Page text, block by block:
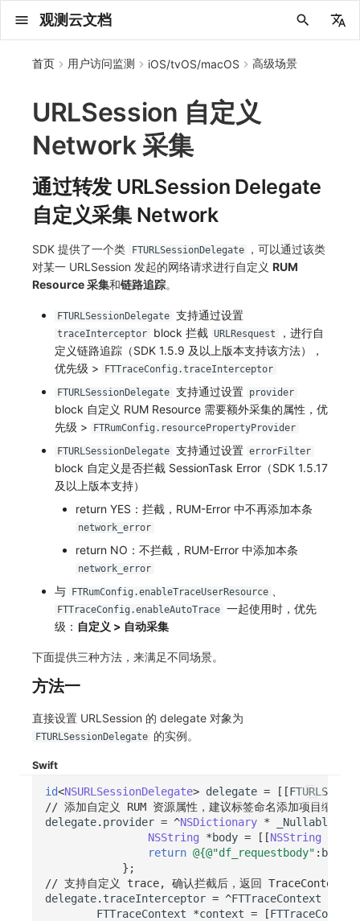
观测云文档
2025 年
2024 年
2023 年
2022 年
2021 年
2020 年
2019 年
概念先解
客户价值
注册免费版
注册商业版
从官网注册商业版
版本区分
常见问题
安装并使用 DataKit 在 Linux 上安装
在 macOS 上安装
在 Kubernetes 上安装
以 Kubernetes helm 方式安装
Datakit Operator
快速创建仪表板
开始使用监控器
开启 APM 链路追踪
更新日志 2025
DataKit 安装
主机安装
批量安装
离线安装
DataKit 使用
服务管理
DQL 查询
其它命令
虚拟互联网接入
性能展示
DataKit 配置
主配置
选举配置
代理配置
DataKit Operator
DataKit 开发手册
HTTP API
DQL 查询入口
DQL 函数
高级函数
DBSCAN
DQL VS 其它查询语言
PromQL 快速上手
管理 Pipelines
Pipeline 手册
快速开始
Platypus 语法
内置函数
附加功能
仪表板 列表管理
可视化图表
图表类型
图表查询
图表 JSON
图表链接
视图变量
变量查询
查看器
快速搭建
页面管理
内置视图
绑定内置视图
创建/编辑笔记
Chart Block 配置说明
所有事件
未恢复事件
变更事件
智能监控事件
事件详情
常见问题
创建错误投递规则
错误列表
错误规则详情
常见问题
创建 Issue
管理 Issue
分析看板
配置管理
等级定义
通知策略
故障列表
故障详情
故障分析看板
配置管理
等级定义
故障自动分析
故障聚合规则
Webhook配置
常见问题
类型
数据库
总览
设备
网络路径
资源目录
数据上报
常见问题
新建实体对象
实体列表
实体详情
实体类型管理
全景拓扑图
指标采集
指标分析
指标管理
生成指标
常见问题
日志采集
浏览器日志采集
小程序日志采集
日志查看器
日志列表
BPF 网络日志
错误追踪
日志索引
外部索引
跨工作空间索引查询
数据采集 关联 Web 应用访问
应用性能监测关联日志
性能指标
服务详情
分析看板
手动安装
错误追踪
Profiling
Web 应用接入
前端框架插件接入
SSR 框架下接入
Electron 应用接入
采集数据说明
采样配置
用户操作 Action
自定义数据与事件
用户标识
添加自定义 Action
上报自定义 Error
Resource Hook
WebSocket 长连接采集
更新日志
应用接入
远程配置与强制采样
基于 Uniapp 开发框架的小程序接入
应用数据采集
自定义用户访问监测 SDK 采集数据内容
自定义用户标识
自定义添加 Action
自定义添加 Error
更新日志
快速开始
应用接入
配置说明
SDK 初始化
Log 配置
Trace 配置
高级场景
自定义标签
数据采集脱敏
WebView 监测
动态配置与动态更新地址
隐私与权限说明
Content Provider 设置
手动兼容接入
应用数据采集
故障排查
SDK 初始化
RUM 配置
Log 配置
Trace 配置
更新日志
快速开始
应用接入
配置说明
SDK 初始化
Log 配置
Trace 配置
高级场景
自定义标签与全局上下文
动态配置与动态更新地址
WebView 数据监测
应用数据采集
故障排查
更新日志
快速开始
应用接入
配置说明
SDK 初始化
Log 配置
Trace 配置
高级场景
自定义标签使用
数据采集脱敏
动态配置与动态更新地址
符号文件上传
原生与 React Native 混合开发
Android Resource 手动配置
应用数据采集
故障排查
更新日志
快速开始
应用接入
配置说明
SDK 初始化
Log 配置
Trace 配置
高级场景
自定义标签使用
数据采集脱敏
WebView 数据监测
原生与 Flutter 混合开发
应用数据采集
故障排查
更新日志
快速开始
应用接入
配置说明
SDK 初始化
Log 配置
Trace 配置
高级场景
小程序 JS SDK 远程配置
数据采集脱敏
WebView 数据监测
应用数据采集
故障排查
快速开始
应用接入
配置说明
SDK 初始化
Log 配置
Trace 配置
高级场景
自定义标签使用
应用数据采集
故障排查
更新日志
快速开始
应用接入
配置说明
SDK 初始化
Log 配置
Trace 配置
框架接入
桌面 UI 框架
Electron
高级场景
隐私与数据脱敏
自定义采集规则
应用数据采集
快速开始
应用接入
配置说明
SDK 初始化
Log 配置
Trace 配置
高级场景
自定义标签
应用数据采集
故障排查
快速开始
应用接入
配置说明
SDK 初始化
Log 配置
Trace 配置
高级场景
自定义标签使用
原生与 Unity 混合开发
故障排查
Session（会话）
View（页面）
Resource（资源）
Action（操作）
Long Task（长任务）
Error（错误）
如何接入会话重放
故障排除
移动端
Android 会话重放
Flutter 会话重放
React Native 会话重放
会话热图
漏斗分析
SourceMap 配置
脚本上传 sourcemap
Webpack 上传 sourcemap
Vite 上传 sourcemap
数据拦截与修改
页面性能
内容安全策略
拨测任务 API 拨测
多步拨测
浏览器拨测
查看器
自建节点管理
常见问题
新建检测规则 官方检测库
管理检测规则
执行日志
Arbiter
语法
数据采集
查看器
监控器 官方模板库
自定义模板库
监控器列表
恢复监控器
真值表
事件等级
自定义事件通知模板
监控器内部原理
智能监控
应用智能检测
主机智能检测
Kubernetes 智能检测
日志智能检测
新建 SLO
SLO 详情
静默管理
告警策略
新建告警策略
告警聚合通知模板
通知对象管理
钉钉机器人
飞书机器人
Webhook 自定义
简单 HTTP 请求
语音电话
Slack
Teams
Telegram Bot
常见问题
账号设置
偏好设置
其他设置
空间设置
关键指标
日志延迟可见
MFA 管理
属性声明
字段管理
邀请成员
角色管理
权限清单
API Keys 管理
Open API
Client Token 管理
数据转发
新建转发规则
正则表达式
模版库
审计事件
跨工作空间授权
字段展示权限
创建扫描规则
SSO 管理
SAML
角色映射
常见问题
Status Page
应用列表 新建 Agent 监测应用
查看器
分析看板
查看器 搜索
时间控件
维度分析
显示列
保存快照
Obsy Copilot 可观测分析
资源生成
知识服务
套餐与积分
Agent 管理 Agent 创建
Agent 服务运维
Agent 正向代理配置
技能
消息渠道
Agent 协作（A2A）
我的任务
自动化
任务接入
用量统计
Agent 版本历史
OWL CLI 手动安装
快速开始
工具清单
命令参考
OWL MCP Server
快速开始
故障排查
公共请求参数
公共响应结构
接口签名认证
使用限制
请求示例
OpenAPI SDK
公共错误定义
仪表板
新版笔记
查看器
服务管理
服务性能
未恢复事件列出
手动恢复事件
创建事件
频道
配置管理
故障中心
故障列表
配置管理
错误中心
基础设施
实体列表
聚类查询
数据转发
数据访问
获取指标集相关信息
用户访问监测
应用
可用性监测
拨测任务
监控器
智能巡检
静默配置
告警策略
LLM监测
应用
字段管理
成员管理
角色管理
API Key 管理
Pipelines
数据访问
敏感数据脱敏
工作空间
工作空间自定义配置
跨站点授权
账号管理
列出
删除
取消快照/图表分享
DQL 数据异步查询
DQL 数据查询
同组织 Trace 查询
Func 函数
列出
获取账单计费项消费累计
获取账户余额
作废认证 code
获取时序趋势图
Func 托管版
云账号管理
AWS
腾讯云
Azure
外部数据源
一般图表数据返回
脚本市场
基础
数据存储策略
商业版
计费产生逻辑
企业版
常见问题
费用结算方式 费用中心账号结算
亚马逊云账号结算
华为云账号结算
常见问题
注册与版本
名词解释
登录方式
账户概览
支持中心
账单管理
账户管理
工作空间管理
发布历史 2025 年
2023 年
2022 年
私有化版本说明
产品部署
部署必读
基础设施部署
开始安装
激活产品
部署方案
开始使用
如何开始
SSO 管理
管理后台手册
运维手册
部署配置手册
使用FAQ
升级观测云
容量规划
扩展使用
计量数据结构与使用
公共请求参数
公共响应结构
签名认证
前台账号
列出
修改
启用/禁用
修改品牌标识
管理后台账号
列出
修改
启用/禁用
工作空间成员
列出
更换空间拥有者
工作空间
列出
轮换工作空间 Token
修改
删除
使用量限制查询
使用量限制更新
上传空间图片相关资源
获取图片相关资源
工作空间-查询索引信息列表
工作空间-索引模板配置
工作空间 API Key
新建
列出
删除
初始化并获取
批量删除
列出
获取
列出
管理工作空间
删除
有效的等级列表
模版-列出
模版-导入自定义系统模版
模版-删除自定义模版
模版-批量删除自定义模版
数据查询
DQL数据查询
登录映射规则
添加映射配置
映射配置列出
删除映射配置
开关状态设置
场景-仪表板
标识ID导入
链路追踪
apm 服务列出
在线 Datakit 列表
关于内置角色的说明
未恢复事件查询
拓扑图图表接口
单位说明
飞书 SSO（OIDC）配置说明
SourceMap 分片上传
部署版跨站点授权
同组织跨工作空间 Trace 查询
观测云商业版订阅协议
观测云专属版订阅协议
观测云免费版订阅协议
观测云 SaaS 服务等级协议
法律声明
数据安全保密协议
数据安全协议
观测云费用中心用户充值协议
观测云移动应用隐私政策
观测云移动 SDK 隐私政策
数据处理协议（DPA）
观测云账号注销须知
观测云费用中心账号注销须知
观测云 Obsy AI 智能服务使用协议
首页 用户访问监测 iOS/tvOS/macOS 高级场景
URLSession 自定义
Network 采集
通过转发 URLSession Delegate
自定义采集 Network
SDK 提供了一个类 FTURLSessionDelegate
，可以通过该类
对某一 URLSession 发起的网络请求进行自定义 RUM
Resource 采集和链路追踪。
FTURLSessionDelegate 支持通过设置
traceInterceptor block 拦截 URLResquest
，进行自
定义链路追踪（SDK 1.5.9 及以上版本支持该方法），
优先级 >
FTTraceConfig.traceInterceptor
FTURLSessionDelegate 支持通过设置 provider
block 自定义 RUM Resource 需要额外采集的属性，优
先级 >
FTRumConfig.resourcePropertyProvider
FTURLSessionDelegate 支持通过设置 errorFilter
block 自定义是否拦截 SessionTask Error（SDK 1.5.17
及以上版本支持）
return YES：拦截，RUM-Error 中不再添加本条
network_error
return NO：不拦截，RUM-Error 中添加本条
network_error
与 FTRumConfig.enableTraceUserResource
FTTraceConfig.enableAutoTrace 一起使用时，优先
级： 自定义 > 自动采集
下面提供三种方法，来满足不同场景。
方法一
直接设置 URLSession 的 delegate 对象为
FTURLSessionDelegate 的实例。
Swift
id<NSURLSessionDelegate> delegate = [[
// 添加自定义 RUM 资源属性，建议标签命名添加项目缩写
delegate. provider = ^NSDictionary * _Nullable
NSString
*body = [[NSString
return @{@"df_requestbody" : body
};
// 支持自定义 trace, 确认拦截后，返回 TraceContext
delegate. traceInterceptor = ^FTTraceContext
FTTraceContext
*context = [FTTraceContext